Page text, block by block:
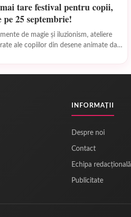
tare festival pentru copii,
25 septembrie!
de magie și iluzionism, ateliere
ale copiilor din desene animate dar
INFORMAȚII
Despre noi
Contact
Echipa redacțională
Publicitate